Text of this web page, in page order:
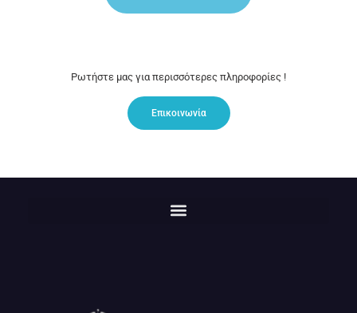
Ρωτήστε μας για περισσότερες πληροφορίες !
Επικοινωνία